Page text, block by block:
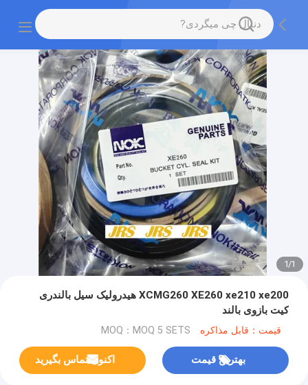
1
/
1
XCMG260 XE260 xe210 xe200 هيدرولیک سیل بالندری
کیت بازوی بالند
قیمت：قابل مذاکره MOQ：MOQ 5 SETS
بهترین قیمت اکنون تماس بگیرید